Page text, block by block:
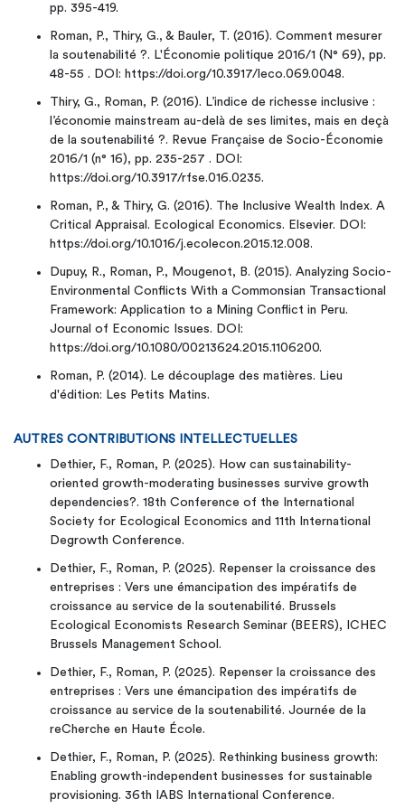
pp. 395-419.
Roman, P., Thiry, G., & Bauler, T. (2016). Comment mesurer
la soutenabilité ?. L'Économie politique 2016/1 (N° 69), pp.
48-55 . DOI: https://doi.org/10.3917/leco.069.0048.
Thiry, G., Roman, P. (2016). L’indice de richesse inclusive :
l’économie mainstream au-delà de ses limites, mais en deçà
de la soutenabilité ?. Revue Française de Socio-Économie
2016/1 (n° 16), pp. 235-257 . DOI:
https://doi.org/10.3917/rfse.016.0235.
Roman, P., & Thiry, G. (2016). The Inclusive Wealth Index. A
Critical Appraisal. Ecological Economics. Elsevier. DOI:
https://doi.org/10.1016/j.ecolecon.2015.12.008.
Dupuy, R., Roman, P., Mougenot, B. (2015). Analyzing Socio-
Environmental Conflicts With a Commonsian Transactional
Framework: Application to a Mining Conflict in Peru.
Journal of Economic Issues. DOI:
https://doi.org/10.1080/00213624.2015.1106200.
Roman, P. (2014). Le découplage des matières. Lieu
d'édition: Les Petits Matins.
AUTRES CONTRIBUTIONS INTELLECTUELLES
Dethier, F., Roman, P. (2025). How can sustainability-
oriented growth-moderating businesses survive growth
dependencies?. 18th Conference of the International
Society for Ecological Economics and 11th International
Degrowth Conference.
Dethier, F., Roman, P. (2025). Repenser la croissance des
entreprises : Vers une émancipation des impératifs de
croissance au service de la soutenabilité. Brussels
Ecological Economists Research Seminar (BEERS), ICHEC
Brussels Management School.
Dethier, F., Roman, P. (2025). Repenser la croissance des
entreprises : Vers une émancipation des impératifs de
croissance au service de la soutenabilité. Journée de la
reCherche en Haute École.
Dethier, F., Roman, P. (2025). Rethinking business growth:
Enabling growth-independent businesses for sustainable
provisioning. 36th IABS International Conference.